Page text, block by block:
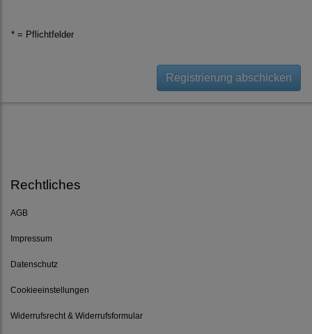
* = Pflichtfelder
Registrierung abschicken
Rechtliches
AGB
Impressum
Datenschutz
Cookieeinstellungen
Widerrufsrecht & Widerrufsformular